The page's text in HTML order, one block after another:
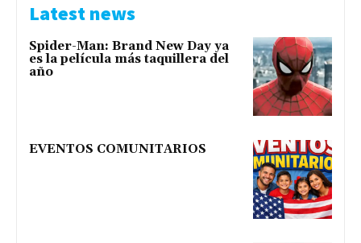
Latest news
Spider-Man: Brand New Day ya
es la película más taquillera del
año
EVENTOS COMUNITARIOS